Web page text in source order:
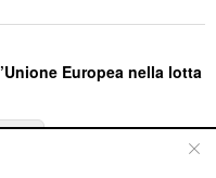
Europea nella lotta